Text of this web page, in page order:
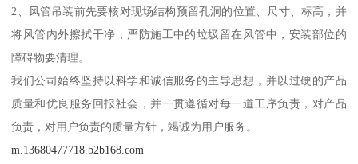
2、风管吊装前先要核对现场结构预留孔洞的位置、尺寸、标高，并
将风管内外擦拭干净，严防施工中的垃圾留在风管中，安装部位的
障碍物要清理。
我们公司始终坚持以科学和诚信服务的主导思想，并以过硬的产品
质量和优良服务回报社会，并一贯遵循对每一道工序负责，对产品
负责，对用户负责的质量方针，竭诚为用户服务。
m.13680477718.b2b168.com